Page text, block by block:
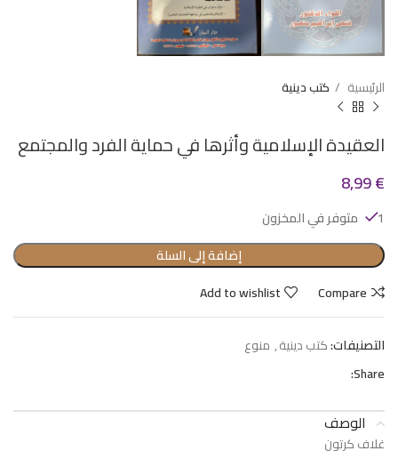
الرئيسية كتب دينية
العقيدة الإسلامية وأثرها في حماية الفرد والمجتمع
8,99€
1 متوفر في المخزون
إضافة إلى السلة
Compare
Add to wishlist
التصنيفات:كتب دينية, منوع
Share:
الوصف
غلاف كرتون